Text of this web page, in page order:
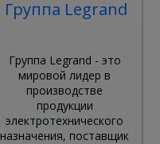
Группа Legrand
Группа Legrand - это
мировой лидер в
производстве
продукции
электротехнического
назначения, поставщик